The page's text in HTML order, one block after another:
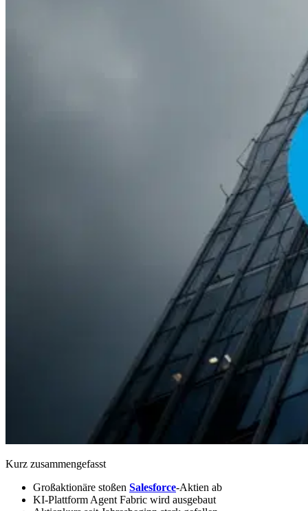
Kurz zusammengefasst
Großaktionäre stoßen Salesforce-Aktien ab
KI-Plattform Agent Fabric wird ausgebaut